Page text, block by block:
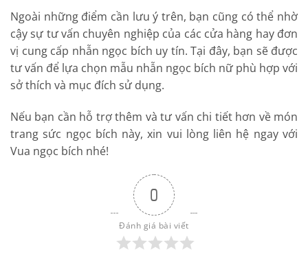
Ngoài những điểm cần lưu ý trên, bạn cũng có thể nhờ
cậy sự tư vấn chuyên nghiệp của các cửa hàng hay đơn
vị cung cấp nhẫn ngọc bích uy tín. Tại đây, bạn sẽ được
tư vấn để lựa chọn mẫu nhẫn ngọc bích nữ phù hợp với
sở thích và mục đích sử dụng.
Nếu bạn cần hỗ trợ thêm và tư vấn chi tiết hơn về món
trang sức ngọc bích này, xin vui lòng liên hệ ngay với
Vua ngọc bích nhé!
0
Đánh giá bài viết